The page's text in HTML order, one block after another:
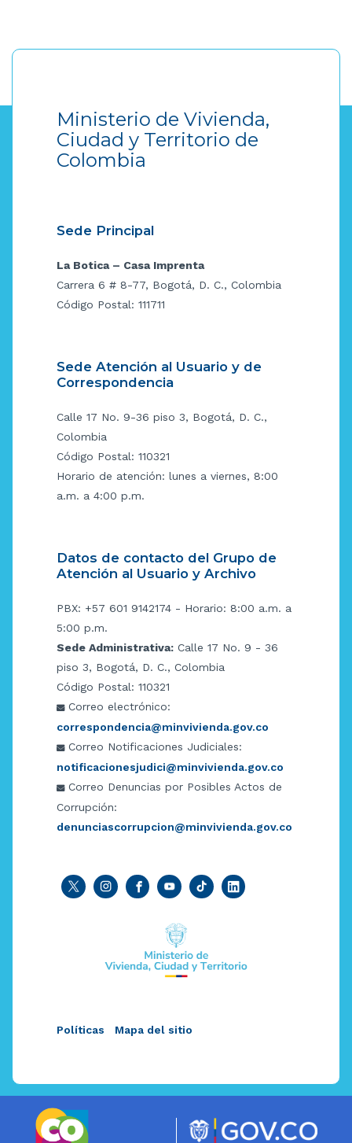
Ministerio de Vivienda,
Ciudad y Territorio de
Colombia
Sede Principal
La Botica – Casa Imprenta
Carrera 6 # 8-77, Bogotá, D. C., Colombia
Código Postal: 111711
Sede Atención al Usuario y de
Correspondencia
Calle 17 No. 9-36 piso 3, Bogotá, D. C.,
Colombia
Código Postal: 110321
Horario de atención: lunes a viernes, 8:00
a.m. a 4:00 p.m.
Datos de contacto del Grupo de
Atención al Usuario y Archivo
PBX: +57 601 9142174 - Horario: 8:00 a.m. a
5:00 p.m.
Sede Administrativa: Calle 17 No. 9 - 36
piso 3, Bogotá, D. C., Colombia
Código Postal: 110321
Correo electrónico:
correspondencia@minvivienda.gov.co
Correo Notificaciones Judiciales:
notificacionesjudici@minvivienda.gov.co
Correo Denuncias por Posibles Actos de
Corrupción:
denunciascorrupcion@minvivienda.gov.co
Políticas Mapa del sitio